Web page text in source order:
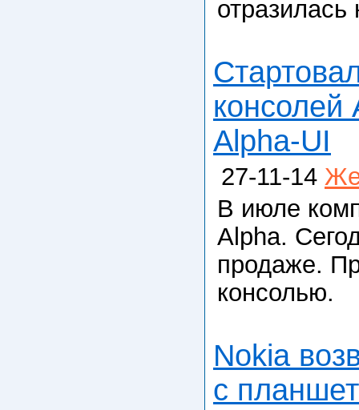
консолей
Alpha-UI
27-11-14
В июле
Alpha.
продаже.
консолью.
Nokia
с